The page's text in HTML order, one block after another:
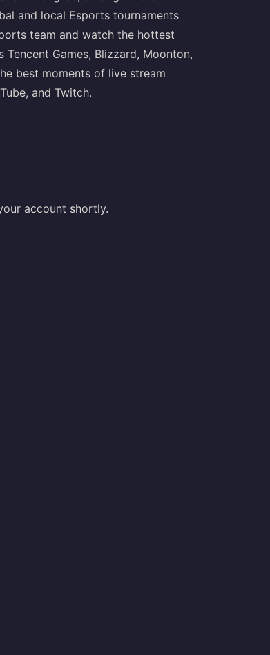
and local Esports tournaments
team and watch the hottest
Games, Blizzard, Moonton,
best moments of live stream
and Twitch.
account shortly.